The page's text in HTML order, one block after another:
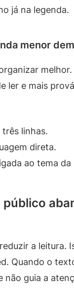
já na legenda.
menor
ler e mais
linhas.
direta.
ao tema da
a leitura.
Quando o
não guia a